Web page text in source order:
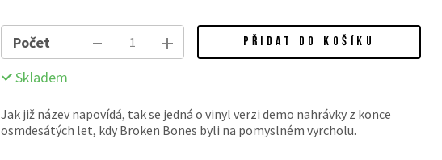
Počet PŘIDAT DO KOŠÍKU
Skladem
Jak již název napovídá, tak se jedná o vinyl verzi demo nahrávky z konce
osmdesátých let, kdy Broken Bones byli na pomyslném vyrcholu.